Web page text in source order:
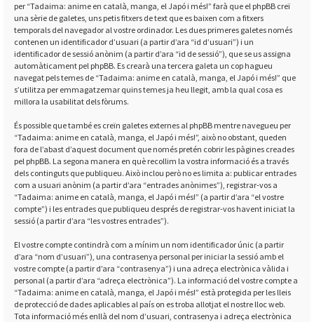
per “Tadaima: anime en català, manga, el Japó i més!” farà que el phpBB creï
una sèrie de galetes, uns petis fitxers de text que es baixen com a fitxers
temporals del navegador al vostre ordinador. Les dues primeres galetes només
contenen un identificador d’usuari (a partir d’ara “id d’usuari”) i un
identificador de sessió anònim (a partir d’ara “id de sessió”), que se us assigna
automàticament pel phpBB. Es crearà una tercera galeta un cop hagueu
navegat pels temes de “Tadaima: anime en català, manga, el Japó i més!” que
s’utilitza per emmagatzemar quins temes ja heu llegit, amb la qual cosa es
millora la usabilitat dels fòrums.
És possible que també es creïn galetes externes al phpBB mentre navegueu per
“Tadaima: anime en català, manga, el Japó i més!”, això no obstant, queden
fora de l’abast d’aquest document que només pretén cobrir les pàgines creades
pel phpBB. La segona manera en què recollim la vostra informació és a través
dels continguts que publiqueu. Això inclou però no es limita a: publicar entrades
com a usuari anònim (a partir d’ara “entrades anònimes”), registrar-vos a
“Tadaima: anime en català, manga, el Japó i més!” (a partir d’ara “el vostre
compte”) i les entrades que publiqueu després de registrar-vos havent iniciat la
sessió (a partir d’ara “les vostres entrades”).
El vostre compte contindrà com a mínim un nom identificador únic (a partir
d’ara “nom d’usuari”), una contrasenya personal per iniciar la sessió amb el
vostre compte (a partir d’ara “contrasenya”) i una adreça electrònica vàlida i
personal (a partir d’ara “adreça electrònica”). La informació del vostre compte a
“Tadaima: anime en català, manga, el Japó i més!” està protegida per les lleis
de protecció de dades aplicables al país on es troba allotjat el nostre lloc web.
Tota informació més enllà del nom d’usuari, contrasenya i adreça electrònica